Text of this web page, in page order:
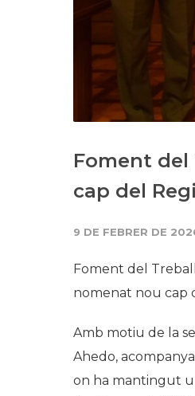
Foment del
cap del
9 DE FEBRER DE
Foment del
nomenat nou cap
Amb motiu de la
Ahedo,
on ha mantingut